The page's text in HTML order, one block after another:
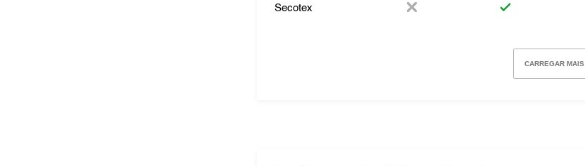
Secotex
CARREGAR MAIS